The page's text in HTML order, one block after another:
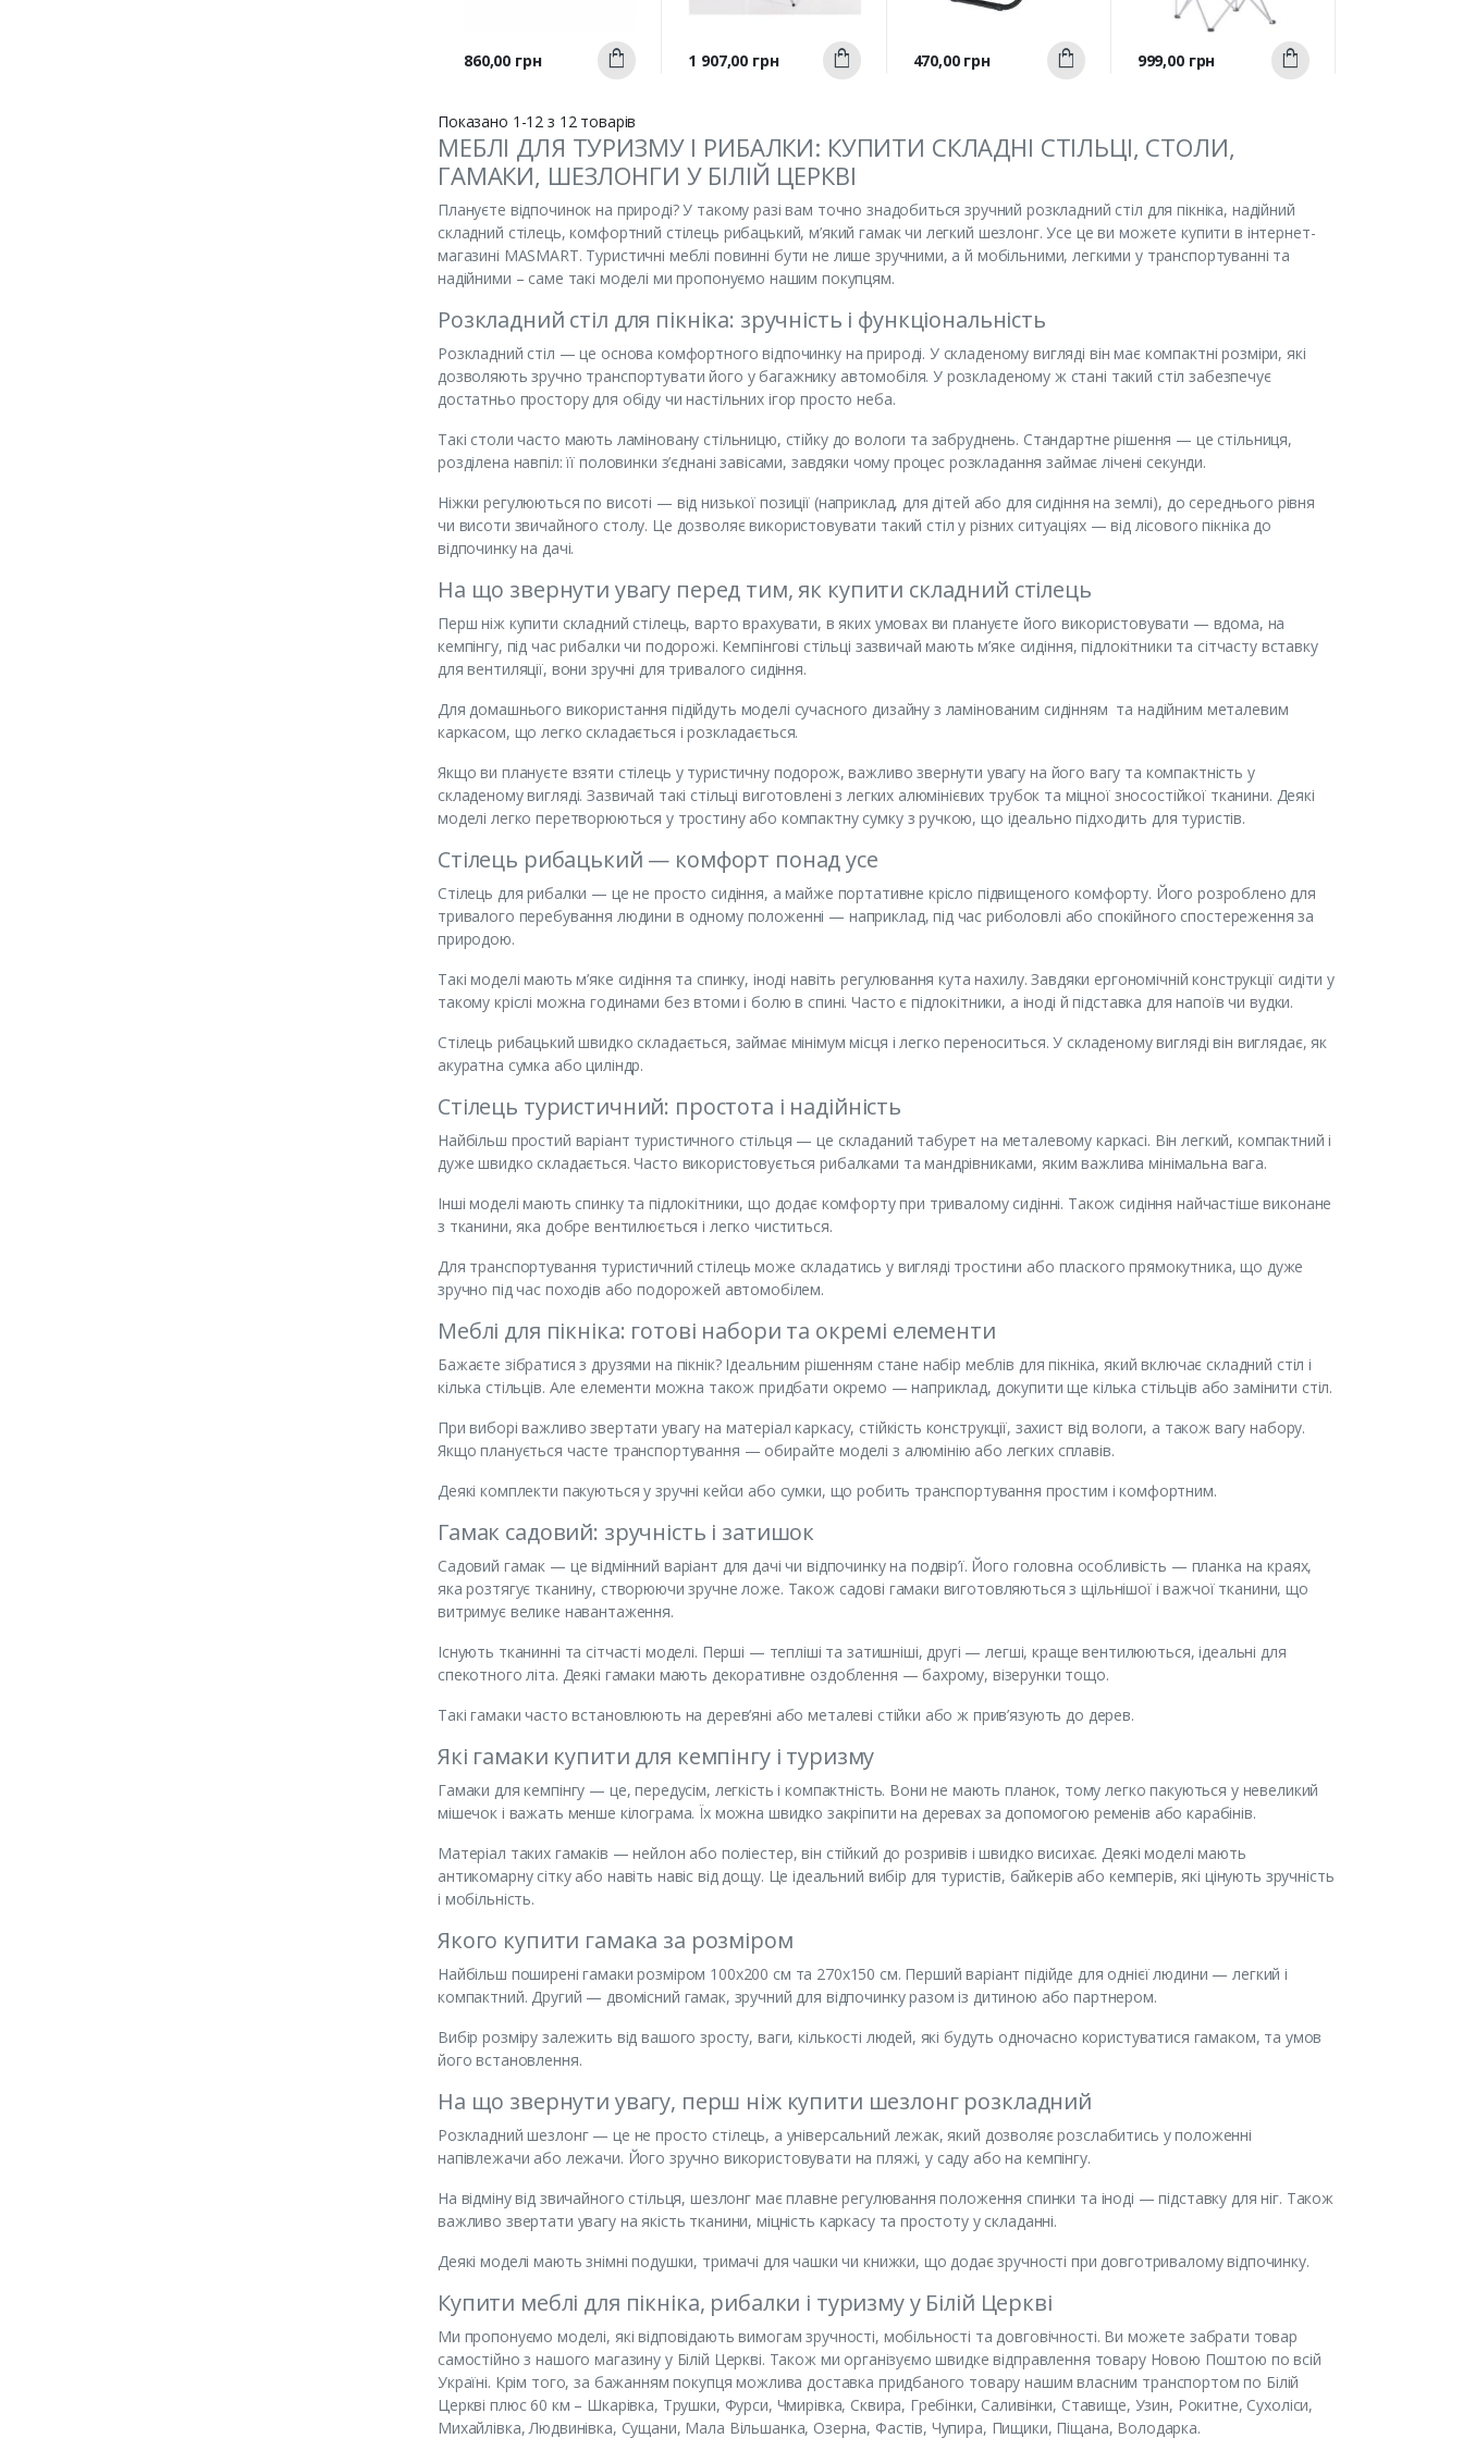
Швидкий
перегляд
Ціна
860,00 грн Купити
Швидкий
перегляд
Ціна
1 907,00 грн Купити
Швидкий
перегляд
Ціна
470,00 грн Купити
Швидкий
перегляд
Ціна
999,00 грн Купити
Показано 1-12 з 12 товарів
МЕБЛІ ДЛЯ ТУРИЗМУ І РИБАЛКИ: КУПИТИ СКЛАДНІ СТІЛЬЦІ, СТОЛИ,
ГАМАКИ, ШЕЗЛОНГИ У БІЛІЙ ЦЕРКВІ
Плануєте відпочинок на природі? У такому разі вам точно знадобиться зручний розкладний стіл для пікніка, надійний
складний стілець, комфортний стілець рибацький, м’який гамак чи легкий шезлонг. Усе це ви можете купити в інтернет-
магазині MASMART. Туристичні меблі повинні бути не лише зручними, а й мобільними, легкими у транспортуванні та
надійними – саме такі моделі ми пропонуємо нашим покупцям.
Розкладний стіл для пікніка: зручність і функціональність
Розкладний стіл — це основа комфортного відпочинку на природі. У складеному вигляді він має компактні розміри, які
дозволяють зручно транспортувати його у багажнику автомобіля. У розкладеному ж стані такий стіл забезпечує
достатньо простору для обіду чи настільних ігор просто неба.
Такі столи часто мають ламіновану стільницю, стійку до вологи та забруднень. Стандартне рішення — це стільниця,
розділена навпіл: її половинки з’єднані завісами, завдяки чому процес розкладання займає лічені секунди.
Ніжки регулюються по висоті — від низької позиції (наприклад, для дітей або для сидіння на землі), до середнього рівня
чи висоти звичайного столу. Це дозволяє використовувати такий стіл у різних ситуаціях — від лісового пікніка до
відпочинку на дачі.
На що звернути увагу перед тим, як купити складний стілець
Перш ніж купити складний стілець, варто врахувати, в яких умовах ви плануєте його використовувати — вдома, на
кемпінгу, під час рибалки чи подорожі. Кемпінгові стільці зазвичай мають м’яке сидіння, підлокітники та сітчасту вставку
для вентиляції, вони зручні для тривалого сидіння.
Для домашнього використання підійдуть моделі сучасного дизайну з ламінованим сидінням та надійним металевим
каркасом, що легко складається і розкладається.
Якщо ви плануєте взяти стілець у туристичну подорож, важливо звернути увагу на його вагу та компактність у
складеному вигляді. Зазвичай такі стільці виготовлені з легких алюмінієвих трубок та міцної зносостійкої тканини. Деякі
моделі легко перетворюються у тростину або компактну сумку з ручкою, що ідеально підходить для туристів.
Стілець рибацький — комфорт понад усе
Стілець для рибалки — це не просто сидіння, а майже портативне крісло підвищеного комфорту. Його розроблено для
тривалого перебування людини в одному положенні — наприклад, під час риболовлі або спокійного спостереження за
природою.
Такі моделі мають м’яке сидіння та спинку, іноді навіть регулювання кута нахилу. Завдяки ергономічній конструкції сидіти у
такому кріслі можна годинами без втоми і болю в спині. Часто є підлокітники, а іноді й підставка для напоїв чи вудки.
Стілець рибацький швидко складається, займає мінімум місця і легко переноситься. У складеному вигляді він виглядає, як
акуратна сумка або циліндр.
Стілець туристичний: простота і надійність
Найбільш простий варіант туристичного стільця — це складаний табурет на металевому каркасі. Він легкий, компактний і
дуже швидко складається. Часто використовується рибалками та мандрівниками, яким важлива мінімальна вага.
Інші моделі мають спинку та підлокітники, що додає комфорту при тривалому сидінні. Також сидіння найчастіше виконане
з тканини, яка добре вентилюється і легко чиститься.
Для транспортування туристичний стілець може складатись у вигляді тростини або плаского прямокутника, що дуже
зручно під час походів або подорожей автомобілем.
Меблі для пікніка: готові набори та окремі елементи
Бажаєте зібратися з друзями на пікнік? Ідеальним рішенням стане набір меблів для пікніка, який включає складний стіл і
кілька стільців. Але елементи можна також придбати окремо — наприклад, докупити ще кілька стільців або замінити стіл.
При виборі важливо звертати увагу на матеріал каркасу, стійкість конструкції, захист від вологи, а також вагу набору.
Якщо планується часте транспортування — обирайте моделі з алюмінію або легких сплавів.
Деякі комплекти пакуються у зручні кейси або сумки, що робить транспортування простим і комфортним.
Гамак садовий: зручність і затишок
Садовий гамак — це відмінний варіант для дачі чи відпочинку на подвір’ї. Його головна особливість — планка на краях,
яка розтягує тканину, створюючи зручне ложе. Також садові гамаки виготовляються з щільнішої і важчої тканини, що
витримує велике навантаження.
Існують тканинні та сітчасті моделі. Перші — тепліші та затишніші, другі — легші, краще вентилюються, ідеальні для
спекотного літа. Деякі гамаки мають декоративне оздоблення — бахрому, візерунки тощо.
Такі гамаки часто встановлюють на дерев’яні або металеві стійки або ж прив’язують до дерев.
Які гамаки купити для кемпінгу і туризму
Гамаки для кемпінгу — це, передусім, легкість і компактність. Вони не мають планок, тому легко пакуються у невеликий
мішечок і важать менше кілограма. Їх можна швидко закріпити на деревах за допомогою ременів або карабінів.
Матеріал таких гамаків — нейлон або поліестер, він стійкий до розривів і швидко висихає. Деякі моделі мають
антикомарну сітку або навіть навіс від дощу. Це ідеальний вибір для туристів, байкерів або кемперів, які цінують зручність
і мобільність.
Якого купити гамака за розміром
Найбільш поширені гамаки розміром 100х200 см та 270х150 см. Перший варіант підійде для однієї людини — легкий і
компактний. Другий — двомісний гамак, зручний для відпочинку разом із дитиною або партнером.
Вибір розміру залежить від вашого зросту, ваги, кількості людей, які будуть одночасно користуватися гамаком, та умов
його встановлення.
На що звернути увагу, перш ніж купити шезлонг розкладний
Розкладний шезлонг — це не просто стілець, а універсальний лежак, який дозволяє розслабитись у положенні
напівлежачи або лежачи. Його зручно використовувати на пляжі, у саду або на кемпінгу.
На відміну від звичайного стільця, шезлонг має плавне регулювання положення спинки та іноді — підставку для ніг. Також
важливо звертати увагу на якість тканини, міцність каркасу та простоту у складанні.
Деякі моделі мають знімні подушки, тримачі для чашки чи книжки, що додає зручності при довготривалому відпочинку.
Купити меблі для пікніка, рибалки і туризму у Білій Церкві
Ми пропонуємо моделі, які відповідають вимогам зручності, мобільності та довговічності. Ви можете забрати товар
самостійно з нашого магазину у Білій Церкві. Також ми організуємо швидке відправлення товару Новою Поштою по всій
Україні. Крім того, за бажанням покупця можлива доставка придбаного товару нашим власним транспортом по Білій
Церкві плюс 60 км – Шкарівка, Трушки, Фурси, Чмирівка, Сквира, Гребінки, Саливінки, Ставище, Узин, Рокитне, Сухоліси,
Михайлівка, Людвинівка, Сущани, Мала Вільшанка, Озерна, Фастів, Чупира, Пищики, Піщана, Володарка.